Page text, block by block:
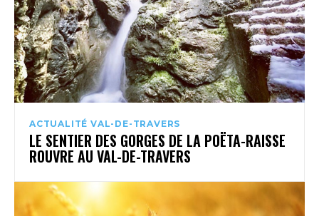
ACTUALITÉ VAL-DE-TRAVERS
LE SENTIER DES GORGES DE LA POËTA-RAISSE
ROUVRE AU VAL-DE-TRAVERS